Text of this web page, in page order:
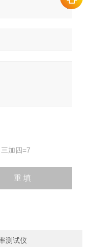
加四=7
测试仪